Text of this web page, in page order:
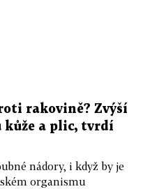
rakovině? Zvýší
kůže a plic, tvrdí
nádory, i když by je
organismu